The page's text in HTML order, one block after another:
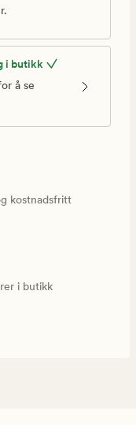
i butikk
å se
kostnadsfritt
i butikk